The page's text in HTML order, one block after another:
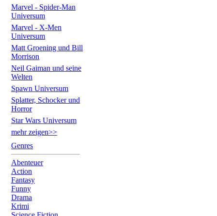
Marvel - Spider-Man
Universum
Marvel - X-Men
Universum
Matt Groening und Bill
Morrison
Neil Gaiman und seine
Welten
Spawn Universum
Splatter, Schocker und
Horror
Star Wars Universum
mehr zeigen>>
Genres
Abenteuer
Action
Fantasy
Funny
Drama
Krimi